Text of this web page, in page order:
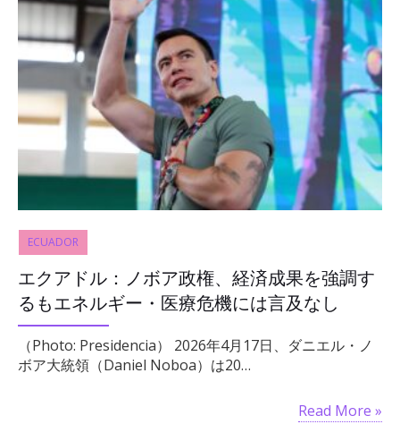
ECUADOR
エクアドル：ノボア政権、経済成果を強調す
るもエネルギー・医療危機には言及なし
（Photo: Presidencia） 2026年4月17日、ダニエル・ノ
ボア大統領（Daniel Noboa）は20…
Read More »